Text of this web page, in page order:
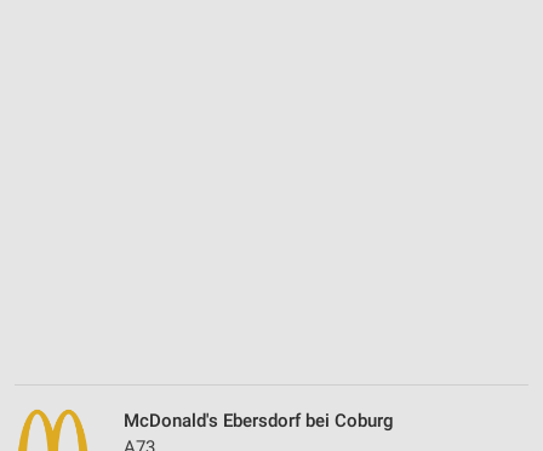
McDonald's Ebersdorf bei Coburg